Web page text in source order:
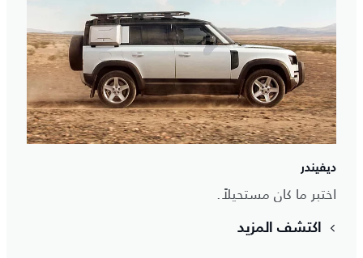
ديفيندر
اختبر ما كان مستحيلاً.
اكتشف المزيد